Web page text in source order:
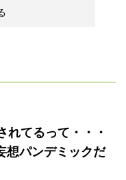
れてるって・・・
想パンデミックだ